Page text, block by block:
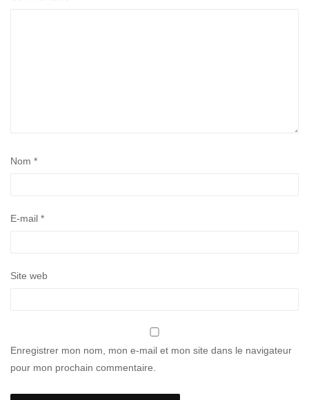
Nom *
E-mail *
Site web
Enregistrer mon nom, mon e-mail et mon site dans le navigateur
pour mon prochain commentaire.